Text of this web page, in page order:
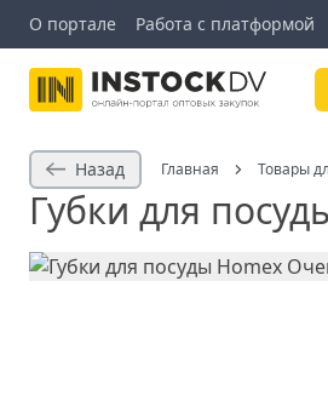
О портале Работа с платформой
Назад Главная Товары
Губки для